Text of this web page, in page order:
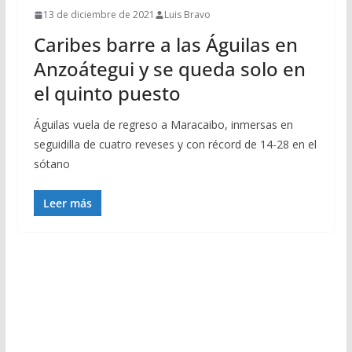
13 de diciembre de 2021 Luis Bravo
Caribes barre a las Águilas en
Anzoátegui y se queda solo en
el quinto puesto
Águilas vuela de regreso a Maracaibo, inmersas en
seguidilla de cuatro reveses y con récord de 14-28 en el
sótano
Leer más